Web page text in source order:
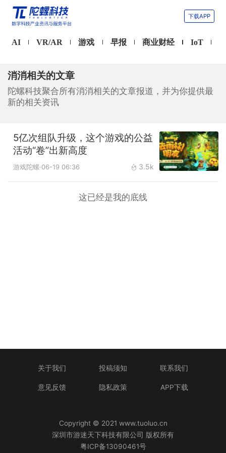
下载APP
AI VR/AR 游戏 早报 商业财经 IoT
消消相关的文章
陀螺科技聚合所有消消相关的文章报道，并为你提供最
新的相关资讯
5亿次组队升级，这个游戏的公益
活动“卷”出新高度
游戏陀螺·06-19 06:36 3.5k
这已经是我的底线
关于我们 投稿须知 联系我们
意见反馈 隐私政策 APP下载
Copyright © 2021 www.tuoluo.cn
深圳市游迷天下科技有限公司 版权所有
粤ICP备13090461号